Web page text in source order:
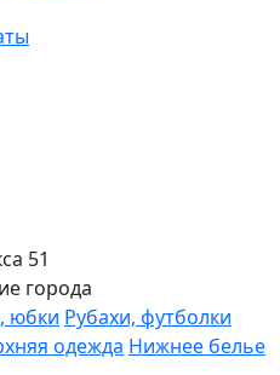
51
города
юбки Рубахи, футболки
одежда Нижнее белье